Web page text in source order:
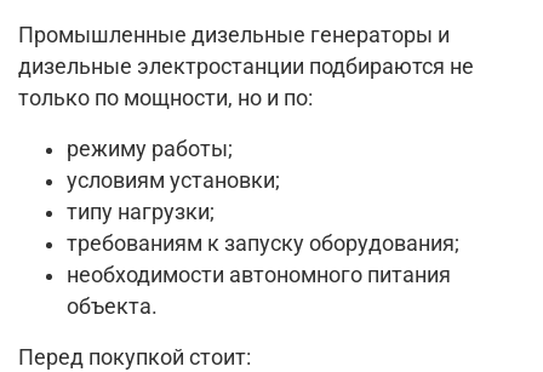
Промышленные дизельные генераторы и
дизельные электростанции подбираются не
только по мощности, но и по:
режиму работы;
условиям установки;
типу нагрузки;
требованиям к запуску оборудования;
необходимости автономного питания
объекта.
Перед покупкой стоит: